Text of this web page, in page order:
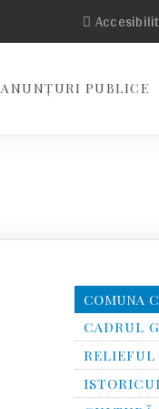
ANUNȚURI PUBLICE
COMUNA
CADRUL
RELIEFUL